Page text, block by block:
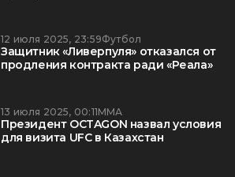
12 июля 2025, 23:59Футбол
Защитник «Ливерпуля» отказался от
продления контракта ради «Реала»
13 июля 2025, 00:11ММА
Президент OCTAGON назвал условия
для визита UFC в Казахстан